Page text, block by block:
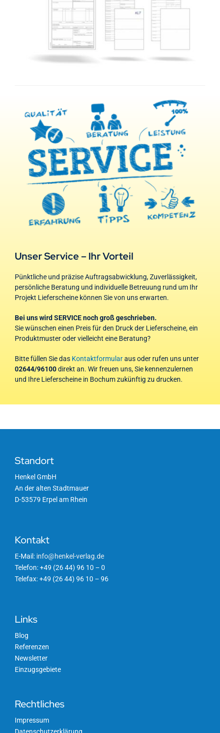
Unser Service – Ihr Vorteil
Pünktliche und präzise Auftragsabwicklung, Zuverlässigkeit,
persönliche Beratung und individuelle Betreuung rund um Ihr
Projekt Lieferscheine können Sie von uns erwarten.
Bei uns wird SERVICE noch groß geschrieben.
Sie wünschen einen Preis für den Druck der Lieferscheine, ein
Produktmuster oder vielleicht eine Beratung?
Bitte füllen Sie das Kontaktformularaus oder rufen uns unter
02644/96100direkt an. Wir freuen uns, Sie kennenzulernen
und Ihre Lieferscheine in Bochum zukünftig zu drucken.
Standort
Henkel GmbH
An der alten Stadtmauer
D-53579 Erpel am Rhein
Kontakt
E-Mail: info@henkel-verlag.de
Telefon: +49 (26 44) 96 10 – 0
Telefax: +49 (26 44) 96 10 – 96
Links
Blog
Referenzen
Newsletter
Einzugsgebiete
Rechtliches
Impressum